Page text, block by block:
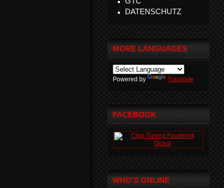
DATENSCHUTZ
MORE LANGUAGES
Powered by Translate
FACEBOOK
WHO'S ONLINE